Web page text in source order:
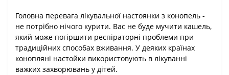
Головна перевага лікувальної настоянки з конопель -
не потрібно нічого курити. Вас не буде мучити кашель,
який може погіршити респіраторні проблеми при
традиційних способах вживання. У деяких країнах
конопляні настойки використовують в лікуванні
важких захворювань у дітей.